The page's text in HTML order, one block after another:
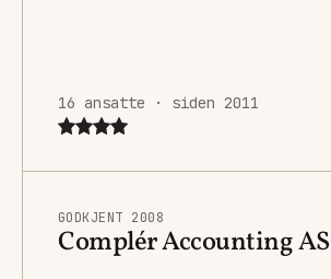
16 ansatte · siden 2011
GODKJENT 2008
Complér Accounting AS